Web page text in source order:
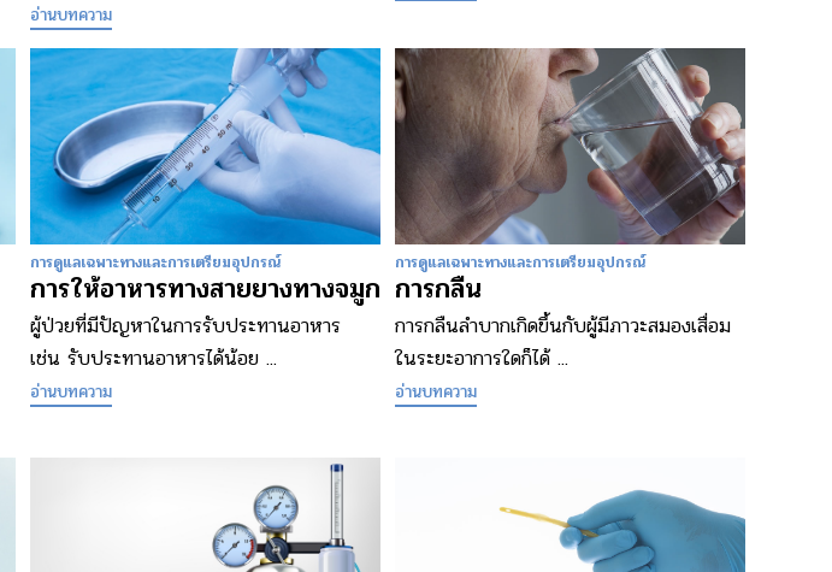
อ่านบทความ
การดูแลเฉพาะทางและการเตรียมอุปกรณ์
การให้อาหารทางสายยางทางจมูก
ผู้ป่วยที่มีปัญหาในการรับประทานอาหาร
เช่น รับประทานอาหารได้น้อย ...
อ่านบทความ
การดูแลเฉพาะทางและการเตรียมอุปกรณ์
การกลืน
การกลืนลำบากเกิดขึ้นกับผู้มีภาวะสมองเสื่อม
ในระยะอาการใดก็ได้ ...
อ่านบทความ